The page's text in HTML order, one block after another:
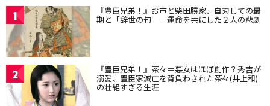
1 『豊臣兄弟！』お市と柴田勝家、自刃しての最
期と「辞世の句」…運命を共にした２人の悲劇
2 『豊臣兄弟！』茶々＝悪女はほぼ創作？秀吉が
溺愛、豊臣家滅亡を背負わされた茶々(井上和)
の壮絶すぎる生涯